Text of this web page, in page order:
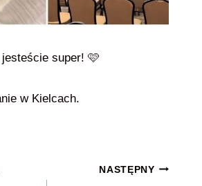
super! 🩷
w Kielcach.
NASTĘPNY